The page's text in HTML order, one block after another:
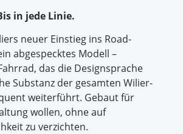
in jede Linie.
neuer Einstieg ins Road-
abgespecktes Modell –
das die Designsprache
Substanz der gesamten Wilier-
weiterführt. Gebaut für
wollen, ohne auf
zu verzichten.